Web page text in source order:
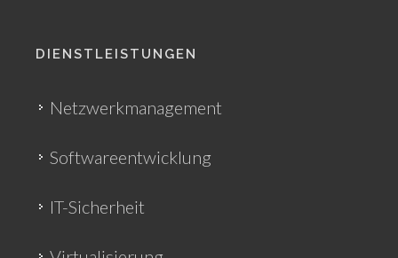
DIENSTLEISTUNGEN
Netzwerkmanagement
Softwareentwicklung
IT-Sicherheit